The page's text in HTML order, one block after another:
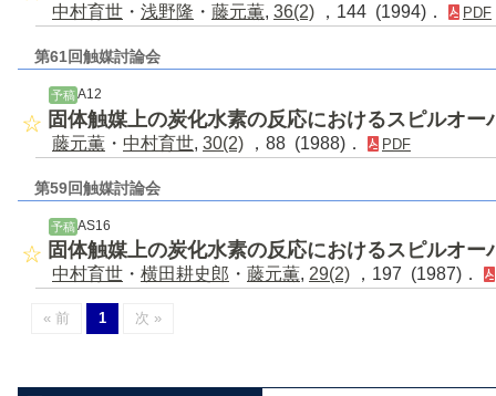
中村育世 ・ 浅野隆 ・ 藤元薫, 36(2) ，144 (1994)． PDF
第61回触媒討論会
予稿 A12
固体触媒上の炭化水素の反応におけるスピルオ
藤元薫 ・ 中村育世, 30(2) ，88 (1988)． PDF
第59回触媒討論会
予稿 AS16
固体触媒上の炭化水素の反応におけるスピルオ
中村育世 ・ 横田耕史郎 ・ 藤元薫, 29(2) ，197 (1987)．
« 前 1 次 »